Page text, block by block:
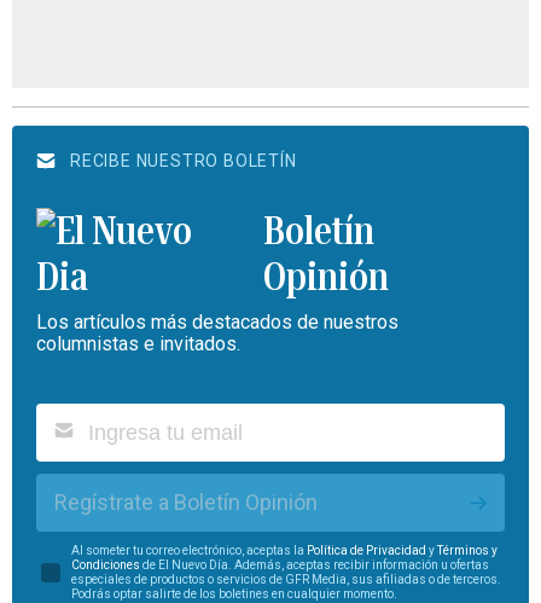
RECIBE NUESTRO BOLETÍN
Boletín
Opinión
Los artículos más destacados de nuestros
columnistas e invitados.
Regístrate a Boletín Opinión
Al someter tu correo electrónico, aceptas la Política de Privacidad y
Términos y
Condiciones de El Nuevo Día. Además, aceptas recibir información u ofertas
especiales de productos o servicios de GFR Media, sus afiliadas o de terceros.
Podrás optar salirte de los boletines en cualquier momento.